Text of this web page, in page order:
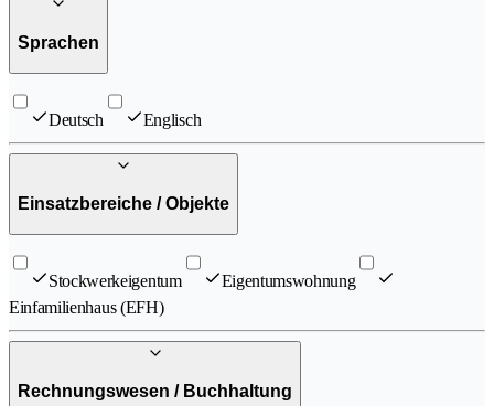
Sprachen
Deutsch Englisch
Einsatzbereiche / Objekte
Stockwerkeigentum
Eigentumswohnung
Einfamilienhaus (EFH)
Rechnungswesen / Buchhaltung